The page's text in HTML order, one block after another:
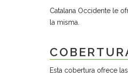
Catalana Occidente le
la misma.
Esta cobertura ofrece